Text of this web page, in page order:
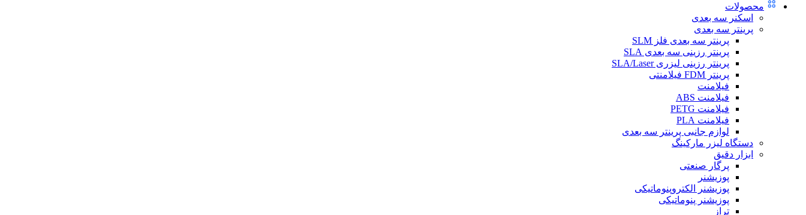
محصولات
اسکنر سه بعدی
پرینتر سه بعدی
پرینتر سه بعدی فلز SLM
پرینتر رزینی سه بعدی SLA
پرینتر رزینی لیزری SLA/Laser
پرینتر FDM فیلامنتی
فیلامنت
فیلامنت ABS
فیلامنت PETG
فیلامنت PLA
لوازم جانبی پرینتر سه بعدی
دستگاه لیزر مارکینگ
ابزار دقیق
پرگار صنعتی
پوزیشنر
پوزیشنر الکتروپنوماتیکی
پوزیشنر پنوماتیکی
تراز